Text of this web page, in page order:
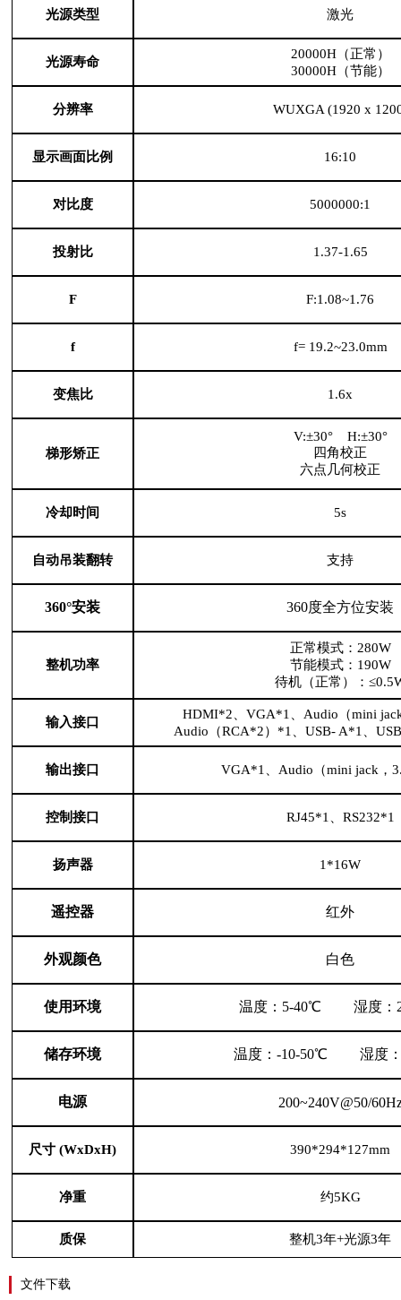
光源类型 激光
光源寿命
20000H（正常）
30000H（节能）
分辨率 WUXGA (1920 x
显示画面比例 16:10
对比度 5000000:1
投射比 1.37-1.65
F F:1.08~1.76
f f= 19.2~23.0mm
变焦比 1.6x
梯形矫正
V:±30° H:±30°
四角校正
六点几何校正
冷却时间 5s
自动吊装翻转 支持
360°安装 360度全方位安装
整机功率
正常模式：280W
节能模式：190W
待机（正常）：
输入接口
HDMI*2、VGA*1、Audio（mini
Audio（RCA*2）*1、USB- A*1、
输出接口 VGA*1、Audio（mini jack，
控制接口 RJ45*1、RS232*1
扬声器 1*16W
遥控器 红外
外观颜色 白色
使用环境 温度：5-40℃ 湿度：
储存环境 温度：-10-50℃ 湿度：
电源 200~240V@50/
尺寸 (WxDxH) 390*294*127mm
净重 约5KG
质保 整机3年+光源3年
文件下载